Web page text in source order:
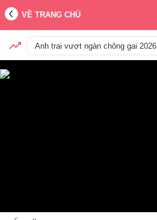
VỀ TRANG CHỦ
Anh trai vượt ngàn chông gai 2026